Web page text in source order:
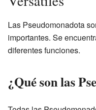
Las Pseudomonadota
importantes. Se
diferentes funciones.
¿Qué son las